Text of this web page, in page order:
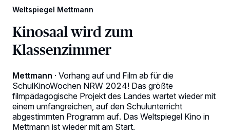
Weltspiegel Mettmann
Kinosaal wird zum
Klassenzimmer
Mettmann · Vorhang auf und Film ab für die
SchulKinoWochen NRW 2024! Das größte
filmpädagogische Projekt des Landes wartet wieder mit
einem umfangreichen, auf den Schulunterricht
abgestimmten Programm auf. Das Weltspiegel Kino in
Mettmann ist wieder mit am Start.
Wir und unsere 218-Partner speichern und greifen auf
personenbezogene Daten wie Browserdaten oder eindeutige
Kennungen auf Ihrem Gerät zu. Durch Auswahl von OK aktivieren Sie
Tracking-Technologien für die unter „Wir und unsere Partner
verarbeiten Daten, um Ihnen Dienste bereitzustellen“ aufgeführten
Zwecke. Wenn Tracker deaktiviert sind, sind manche Inhalte und
Anzeigen möglicherweise nicht mehr so relevant für Sie. Sie können
dieses Menü jederzeit wieder aufrufen, um Ihre Einstellungen zu